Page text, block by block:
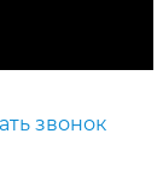
звонок